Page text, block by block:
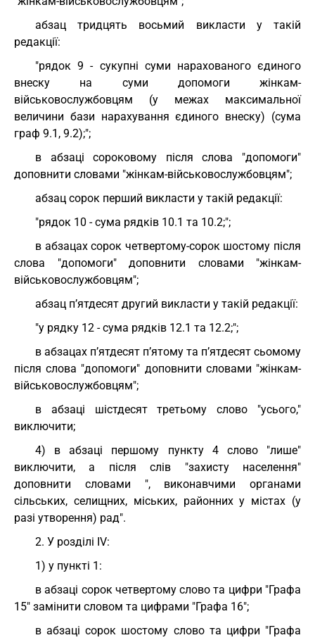
абзац тридцять восьмий викласти у такій
редакції:
"рядок 9 - сукупні суми нарахованого єдиного
внеску на суми допомоги жінкам-
військовослужбовцям (у межах максимальної
величини бази нарахування єдиного внеску) (сума
граф 9.1, 9.2);";
в абзаці сороковому після слова "допомоги"
доповнити словами "жінкам-військовослужбовцям";
абзац сорок перший викласти у такій редакції:
"рядок 10 - сума рядків 10.1 та 10.2;";
в абзацах сорок четвертому-сорок шостому після
слова "допомоги" доповнити словами "жінкам-
військовослужбовцям";
абзац п’ятдесят другий викласти у такій редакції:
"у рядку 12 - сума рядків 12.1 та 12.2;";
в абзацах п’ятдесят п’ятому та п’ятдесят сьомому
після слова "допомоги" доповнити словами "жінкам-
військовослужбовцям";
в абзаці шістдесят третьому слово "усього,"
виключити;
4) в абзаці першому пункту 4 слово "лише"
виключити, а після слів "захисту населення"
доповнити словами ", виконавчими органами
сільських, селищних, міських, районних у містах (у
разі утворення) рад".
2. У розділі IV:
1) у пункті 1:
в абзаці сорок четвертому слово та цифри "Графа
15" замінити словом та цифрами "Графа 16";
в абзаці сорок шостому слово та цифри "Графа